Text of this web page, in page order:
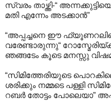
സ്വരം താഴ്ത്തി-“
മതി എന്നേം അടക്കാൻ”
“അപ്പച്ചനെ ഈ
വരേണ്ടാരുന്നു“
ഞങ്ങടേം കൂടെ മനസ്സു
“സിമിത്തേരിയുടെ
ശരിക്കും നമ്മടെ പള്ളി
റബർ തോട്ടം പോലെയാ”